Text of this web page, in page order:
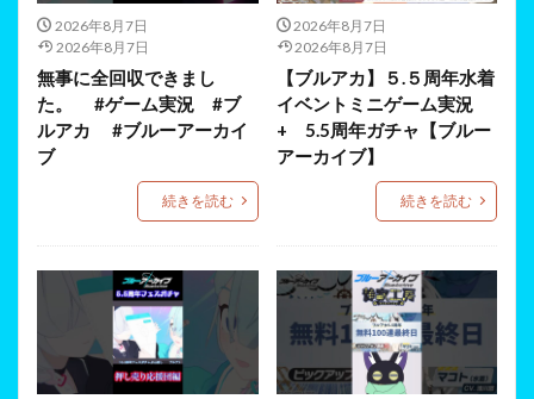
2026年8月7日
2026年8月7日
無事に全回収できまし
た。 #ゲーム実況 #ブ
ルアカ #ブルーアーカイ
ブ
続きを読む
2026年8月7日
2026年8月7日
【ブルアカ】５.５周年水着
イベントミニゲーム実況
+ 5.5周年ガチャ【ブルー
アーカイブ】
続きを読む